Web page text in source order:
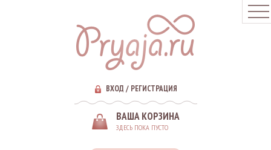
ВХОД / РЕГИСТРАЦИЯ
ВАША КОРЗИНА
ЗДЕСЬ ПОКА ПУСТО